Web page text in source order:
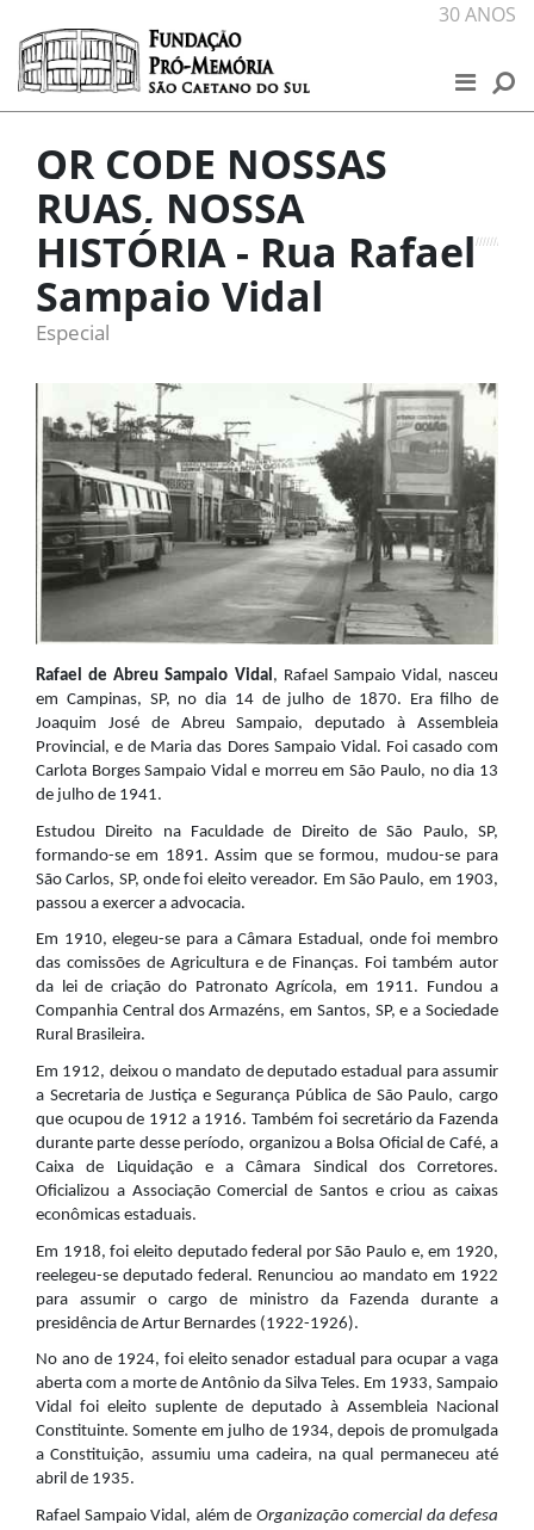
30 ANOS
QR CODE NOSSAS
RUAS, NOSSA
HISTÓRIA - Rua Rafael
Sampaio Vidal
Especial
Rafael de Abreu Sampaio Vidal, Rafael Sampaio Vidal, nasceu
em Campinas, SP, no dia 14 de julho de 1870. Era filho de
Joaquim José de Abreu Sampaio, deputado à Assembleia
Provincial, e de Maria das Dores Sampaio Vidal. Foi casado com
Carlota Borges Sampaio Vidal e morreu em São Paulo, no dia 13
de julho de 1941.
Estudou Direito na Faculdade de Direito de São Paulo, SP,
formando-se em 1891. Assim que se formou, mudou-se para
São Carlos, SP, onde foi eleito vereador. Em São Paulo, em 1903,
passou a exercer a advocacia.
Em 1910, elegeu-se para a Câmara Estadual, onde foi membro
das comissões de Agricultura e de Finanças. Foi também autor
da lei de criação do Patronato Agrícola, em 1911. Fundou a
Companhia Central dos Armazéns, em Santos, SP, e a Sociedade
Rural Brasileira.
Em 1912, deixou o mandato de deputado estadual para assumir
a Secretaria de Justiça e Segurança Pública de São Paulo, cargo
que ocupou de 1912 a 1916. Também foi secretário da Fazenda
durante parte desse período, organizou a Bolsa Oficial de Café, a
Caixa de Liquidação e a Câmara Sindical dos Corretores.
Oficializou a Associação Comercial de Santos e criou as caixas
econômicas estaduais.
Em 1918, foi eleito deputado federal por São Paulo e, em 1920,
reelegeu-se deputado federal. Renunciou ao mandato em 1922
para assumir o cargo de ministro da Fazenda durante a
presidência de Artur Bernardes (1922-1926).
No ano de 1924, foi eleito senador estadual para ocupar a vaga
aberta com a morte de Antônio da Silva Teles. Em 1933, Sampaio
Vidal foi eleito suplente de deputado à Assembleia Nacional
Constituinte. Somente em julho de 1934, depois de promulgada
a Constituição, assumiu uma cadeira, na qual permaneceu até
abril de 1935.
Rafael Sampaio Vidal, além de Organização comercial da defesa
FUNDAÇÃO
NOSSOS ESPAÇOS
PROJETOS
PUBLICAÇÕES
PROGRAMAÇÃO
EXPOSIÇÕES VIRTUAIS